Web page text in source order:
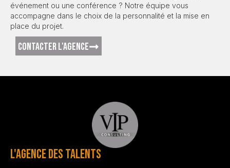
événement ou une conférence ? Notre équipe vous
accompagne dans le choix de la personnalité et la mise en
place du projet.
CONTACTER L'AGENCE
L'AGENCE DES TALENTS